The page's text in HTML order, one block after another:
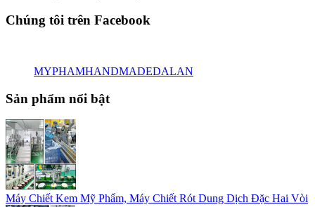
Chúng tôi trên Facebook
MYPHAMHANDMADEDALAN
Sản phẩm nổi bật
Máy Chiết Kem Mỹ Phẩm, Máy Chiết Rót Dung Dịch Đặc Hai Vòi